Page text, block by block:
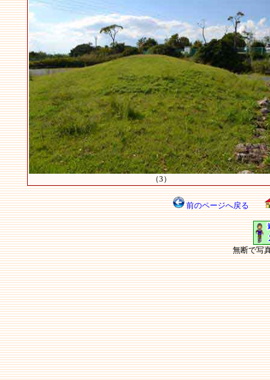
（3）
前のページへ戻る
無断で写